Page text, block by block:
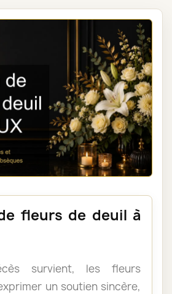
fleurs de deuil à
survient, les fleurs
un soutien sincère,